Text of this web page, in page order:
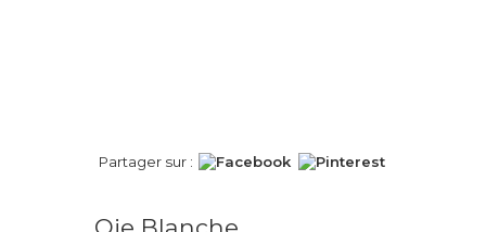
Partager sur :
Oie Blanche